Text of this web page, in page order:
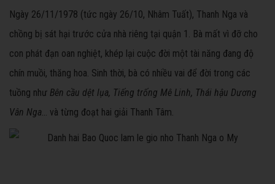
Ngày 26/11/1978 (tức ngày 26/10, Nhâm Tuất), Thanh Nga và
chồng bị sát hại trước cửa nhà riêng tại quận 1. Bà mất vì đỡ cho
con phát đạn oan nghiệt, khép lại cuộc đời một tài năng đang độ
chín muồi, thăng hoa. Sinh thời, bà có nhiều vai để đời trong các
tuồng như Bên cầu dệt lụa, Tiếng trống Mê Linh, Thái hậu Dương
Vân Nga... và từng đoạt hai giải Thanh Tâm.